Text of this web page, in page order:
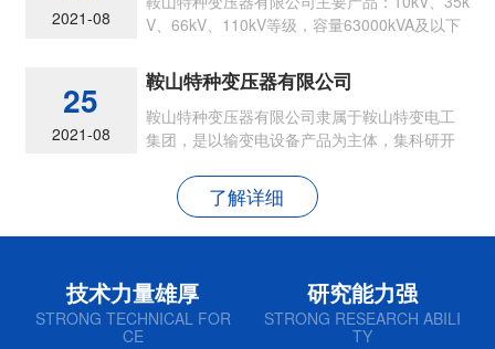
2021-08
V、66kV、110kV等级，容量63000kVA及以下
25
2021-08
鞍山特种变压器有限公司
鞍山特种变压器有限公司隶属于鞍山特变电工
集团，是以输变电设备产品为主体，集科研开
了解详细
技术力量雄厚
STRONG TECHNICAL FOR
CE
研究能力强
STRONG RESEARCH ABILI
TY